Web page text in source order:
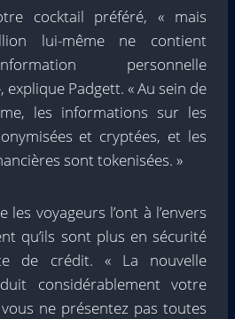
cocktail préféré, « mais
lui-même ne contient
personnelle
explique Padgett. « Au sein de
les informations sur les
et cryptées, et les
sont tokenisées. »
les voyageurs l’ont à l’envers
qu’ils sont plus en sécurité
de crédit. « La nouvelle
considérablement votre
ne présentez pas toutes